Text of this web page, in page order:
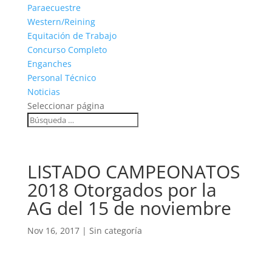
Paraecuestre
Western/Reining
Equitación de Trabajo
Concurso Completo
Enganches
Personal Técnico
Noticias
Seleccionar página
LISTADO CAMPEONATOS
2018 Otorgados por la
AG del 15 de noviembre
Nov 16, 2017| Sin categoría